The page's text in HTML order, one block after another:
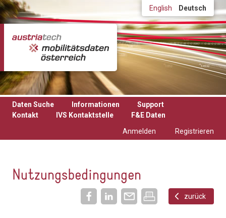
Direkt zum Inhalt English Deutsch
Daten Suche Informationen
Support
Kontakt
IVS Kontaktstelle
F&E Daten
Anmelden
Registrieren
Nutzungsbedingungen
zurück